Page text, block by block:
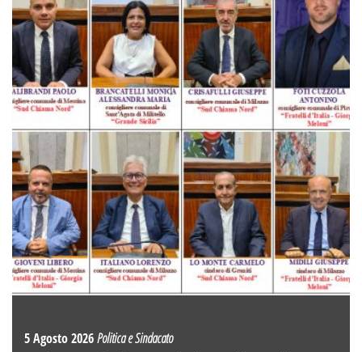
5 Agosto 2026Politica e Sindacato